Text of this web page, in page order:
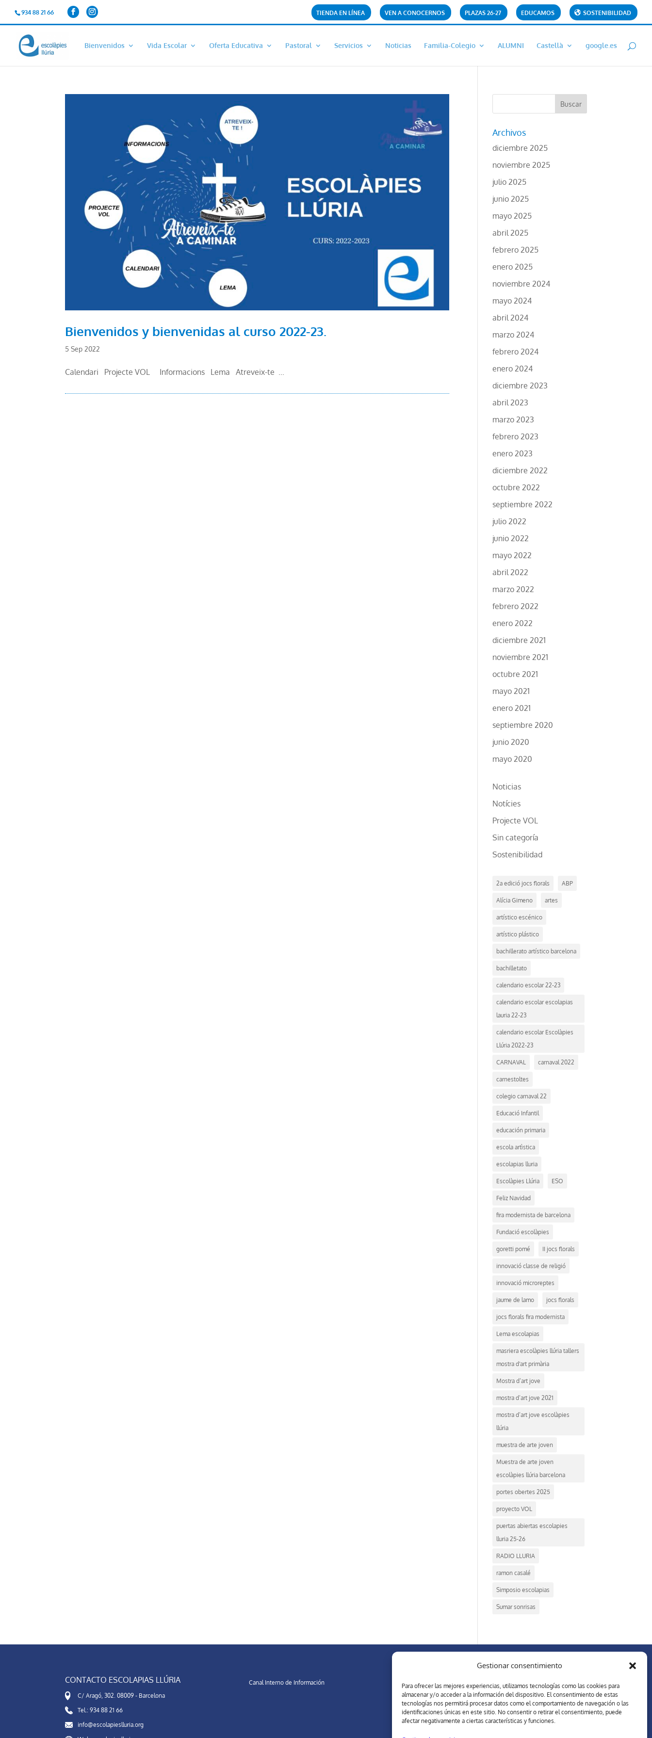
Gestionar consentimiento
Para ofrecer las mejores experiencias, utilizamos tecnologías como las cookies para
almacenar y/o acceder a la información del dispositivo. El consentimiento de estas
tecnologías nos permitirá procesar datos como el comportamiento de navegación o las
identificaciones únicas en este sitio. No consentir o retirar el consentimiento, puede
afectar negativamente a ciertas características y funciones.
934 88 21 66 TIENDA EN LÍNEA VEN A CONOCERNOS PLAZAS 26-27 EDUCAMOS SOSTENIBILIDAD
Bienvenidos Vida Escolar Oferta Educativa Pastoral Servicios Noticias Familia-Colegio ALUMNI Castellà google.es
Bienvenidos y bienvenidas al curso 2022-23.
5 Sep 2022
Calendari Projecte VOL Informacions Lema Atreveix-te ...
Archivos
diciembre 2025
noviembre 2025
julio 2025
junio 2025
mayo 2025
abril 2025
febrero 2025
enero 2025
noviembre 2024
mayo 2024
abril 2024
marzo 2024
febrero 2024
enero 2024
diciembre 2023
abril 2023
marzo 2023
febrero 2023
enero 2023
diciembre 2022
octubre 2022
septiembre 2022
julio 2022
junio 2022
mayo 2022
abril 2022
marzo 2022
febrero 2022
enero 2022
diciembre 2021
noviembre 2021
octubre 2021
mayo 2021
enero 2021
septiembre 2020
junio 2020
mayo 2020
Noticias
Notícies
Projecte VOL
Sin categoría
Sostenibilidad
2a edició jocs florals ABP
Alícia Gimeno artes
artístico escénico
artístico plástico
bachillerato artístico barcelona
bachilletato
calendario escolar 22-23
calendario escolar escolapias
lauria 22-23
calendario escolar Escolàpies
Llúria 2022-23
CARNAVAL carnaval 2022
carnestoltes
colegio carnaval 22
Educació Infantil
educación primaria
escola artìstica
escolapias lluria
Escolàpies Llúria ESO
Feliz Navidad
fira modernista de barcelona
Fundació escolàpies
goretti pomé II jocs florals
innovació classe de religió
innovació microreptes
jaume de lamo jocs florals
jocs florals fira modernista
Lema escolapias
masriera escolàpies llúria tallers
mostra d'art primària
Mostra d’art jove
mostra d’art jove 2021
mostra d’art jove escolàpies
llúria
muestra de arte joven
Muestra de arte joven
escolàpies llúria barcelona
portes obertes 2025
proyecto VOL
puertas abiertas escolapies
lluria 25-26
RADIO LLURIA
ramon casalé
Simposio escolapias
Sumar sonrisas
CONTACTO ESCOLAPIAS LLÚRIA
C/ Aragó, 302. 08009 - Barcelona
Tel.: 934 88 21 66
info@escolapieslluria.org
Canal Interno de Información